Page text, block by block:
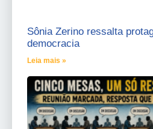
Sônia Zerino ressalta
democracia
Leia mais »